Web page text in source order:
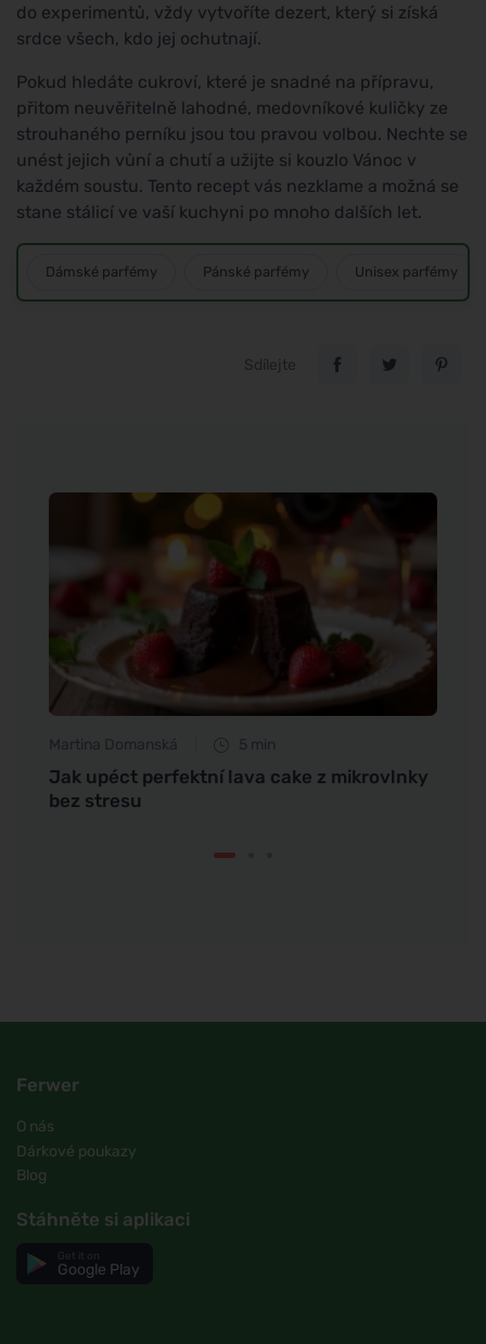
do experimentů, vždy vytvoříte dezert, který si získá
srdce všech, kdo jej ochutnají.
Pokud hledáte cukroví, které je snadné na přípravu,
přitom neuvěřitelně lahodné, medovníkové kuličky ze
strouhaného perníku jsou tou pravou volbou. Nechte se
unést jejich vůní a chutí a užijte si kouzlo Vánoc v
každém soustu. Tento recept vás nezklame a možná se
stane stálicí ve vaší kuchyni po mnoho dalších let.
Dámské parfémy Pánské parfémy Unisex parfémy
Sdílejte
Martina Domanská 5 min
Jak upéct perfektní lava cake z mikrovlnky
bez stresu
Ferwer
O nás
Dárkové poukazy
Blog
Stáhněte si aplikaci
Google Play